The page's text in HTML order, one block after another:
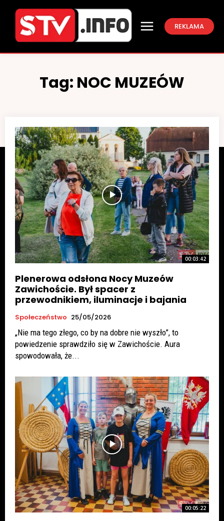
REKLAMA
Tag: NOC MUZEÓW
00:03:42
Plenerowa odsłona Nocy Muzeów
Zawichoście. Był spacer z
przewodnikiem, iluminacje i bajania
Społeczeństwo 25/05/2026
„Nie ma tego złego, co by na dobre nie wyszło”, to
powiedzenie sprawdziło się w Zawichoście. Aura
spowodowała, że...
00:05:22